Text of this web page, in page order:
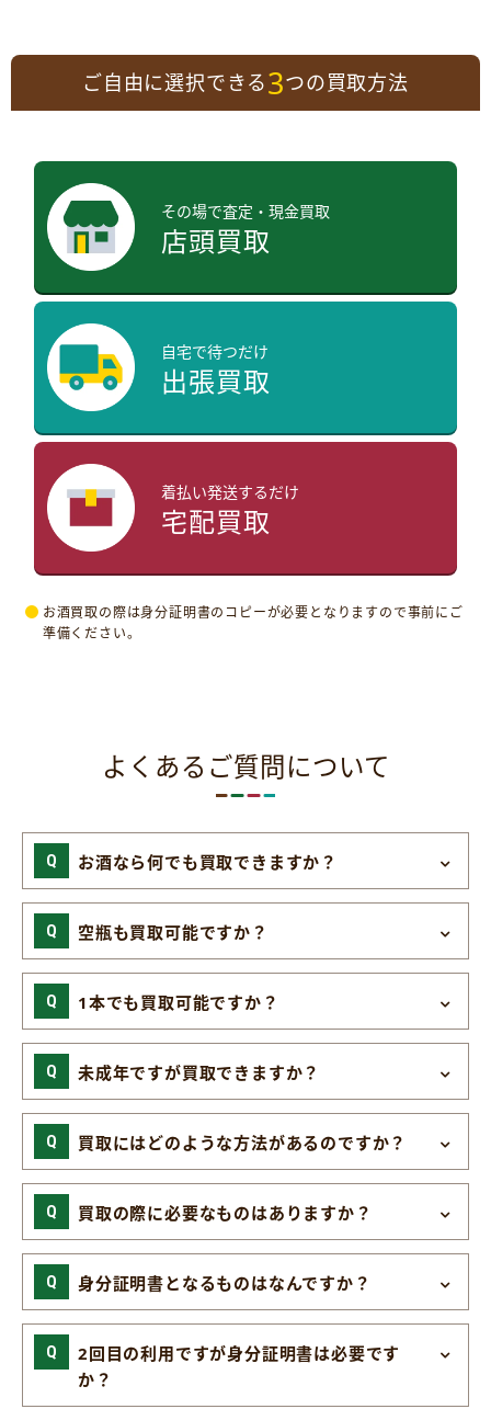
ご自由に選択できる3つの買取方法
その場で査定・現金買取
店頭買取
自宅で待つだけ
出張買取
着払い発送するだけ
宅配買取
お酒買取の際は身分証明書のコピーが必要となりますので事前にご
準備ください。
よくあるご質問について
お酒なら何でも買取できますか？
空瓶も買取可能ですか？
1本でも買取可能ですか？
未成年ですが買取できますか？
買取にはどのような方法があるのですか？
買取の際に必要なものはありますか？
身分証明書となるものはなんですか？
2回目の利用ですが身分証明書は必要です
か？